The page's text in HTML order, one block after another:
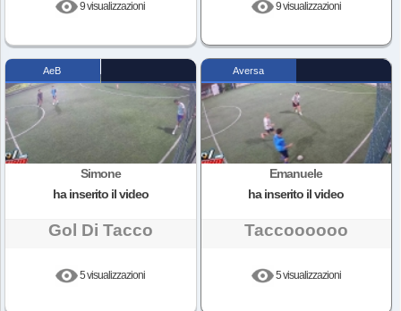
9 visualizzazioni 9 visualizzazioni
AeB
Simone
ha inserito il video
Gol Di Tacco
5 visualizzazioni
Aversa
Emanuele
ha inserito il video
Taccoooooo
5 visualizzazioni